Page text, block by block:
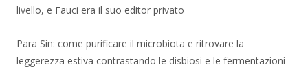
livello, e Fauci era il suo editor privato
Para Sin: come purificare il microbiota e ritrovare la
leggerezza estiva contrastando le disbiosi e le fermentazioni